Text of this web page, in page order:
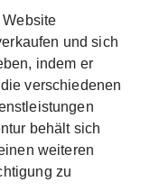
und sich
indem er
verschiedenen
behält sich
weiteren
zu